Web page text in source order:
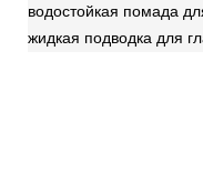
водостойкая помада
жидкая подводка для